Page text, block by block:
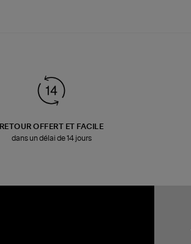
RETOUR OFFERT ET FACILE
dans un délai de 14 jours